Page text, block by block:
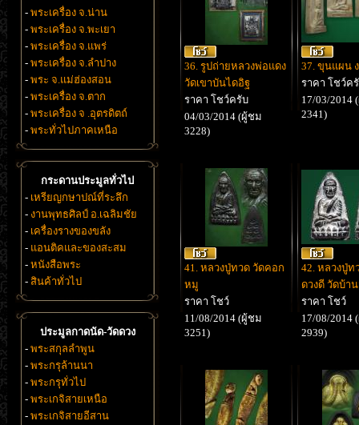
- พระเครื่อง จ.น่าน
- พระเครื่อง จ.พะเยา
- พระเครื่อง จ.แพร่
- พระเครื่อง จ.ลำปาง
- พระ จ.แม่ฮ่องสอน
- พระเครื่อง จ.ตาก
- พระเครื่อง จ .อุตรดิตถ์
- พระทั่วไปภาคเหนือ
กระดานประมูลทั่วไป
- เหรียญกษาปณ์ที่ระลึก
- งานพุทธศิลป์ อ.เฉลิมชัย
- เครื่องรางของขลัง
- แอนติคและของสะสม
- หนังสือพระ
- สินค้าทั่วไป
ประมูลกาดนัด-วัดดวง
- พระสกุลลำพูน
- พระกรุล้านนา
- พระกรุทั่วไป
- พระเกจิสายเหนือ
- พระเกจิสายอีสาน
36. รูปถ่ายหลวงพ่อแดง
วัดเขาบันไดอิฐ
ราคา โชว์ครับ
04/03/2014 (ผู้ชม
3228)
37. ขุนแผน
ราคา โชว์ค
17/03/2014
2341)
41. หลวงปู่ทวด วัดคอก
หมู
ราคา โชว์
11/08/2014 (ผู้ชม
3251)
42. หลวงปู่ท
ดวงดี วัดบ้า
ราคา โชว์
17/08/2014
2939)